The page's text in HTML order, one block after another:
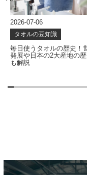
2026-07-06
タオルの豆知識
タオルの2大産地「今治
の特徴は？製法の違いも
説